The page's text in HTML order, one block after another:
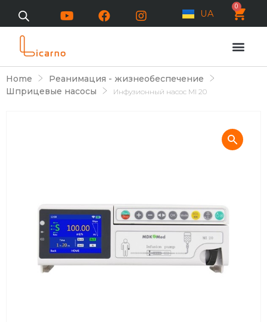
UA
0
Home
Реанимация - жизнеобеспечение
Шприцевые насосы
Инфузионный насос MI 20